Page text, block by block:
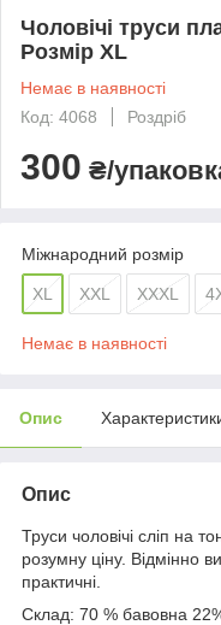
Чоловічі труси
Розмір XL
Немає в наявності
Код: 4068
Роздріб
300 ₴/
Міжнародний розмір
XL XXL XXXL
Немає в наявності
Опис
Опис
Труси чоловічі сліп на
розумну ціну. Відмінно
практичні.
Склад: 70 % бавовна